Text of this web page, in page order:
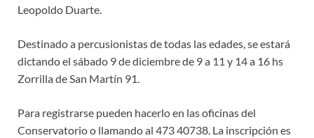
Leopoldo Duarte.
Destinado a percusionistas de todas las edades, se estará
dictando el sábado 9 de diciembre de 9 a 11 y 14 a 16 hs
Zorrilla de San Martín 91.
Para registrarse pueden hacerlo en las oficinas del
Conservatorio o llamando al 473 40738. La inscripción es